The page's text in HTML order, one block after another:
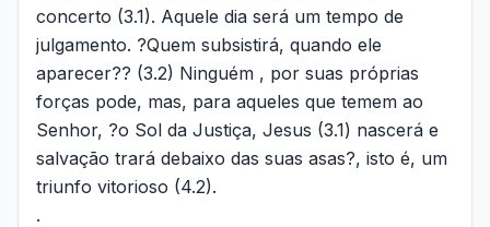
concerto (3.1). Aquele dia será um tempo de
julgamento. ?Quem subsistirá, quando ele
aparecer?? (3.2) Ninguém , por suas próprias
forças pode, mas, para aqueles que temem ao
Senhor, ?o Sol da Justiça, Jesus (3.1) nascerá e
salvação trará debaixo das suas asas?, isto é, um
triunfo vitorioso (4.2).
.